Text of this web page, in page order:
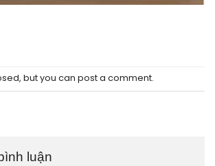
but you can post a comment.
luận